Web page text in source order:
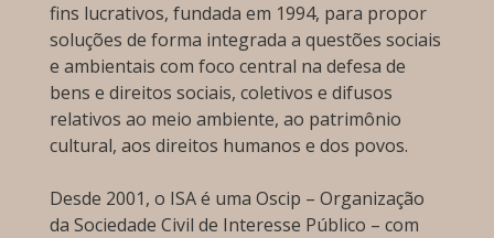
fins lucrativos, fundada em 1994, para propor
soluções de forma integrada a questões sociais
e ambientais com foco central na defesa de
bens e direitos sociais, coletivos e difusos
relativos ao meio ambiente, ao patrimônio
cultural, aos direitos humanos e dos povos.
Desde 2001, o ISA é uma Oscip – Organização
da Sociedade Civil de Interesse Público – com